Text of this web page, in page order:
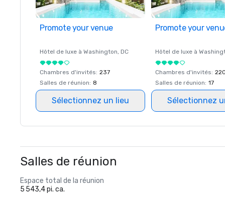
Promote your venue
Hôtel de luxe à Washington, DC
Chambres d'invités: 237
Salles de réunion: 8
Sélectionnez un lieu
Promote your
Hôtel de luxe à
Chambres d'invités:
Salles de réunion: 17
Sélectionnez
Salles de réunion
Espace total de la réunion
5 543,4 pi. ca.